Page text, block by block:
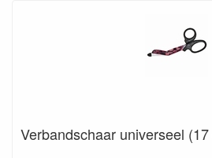
Verbandschaar universeel